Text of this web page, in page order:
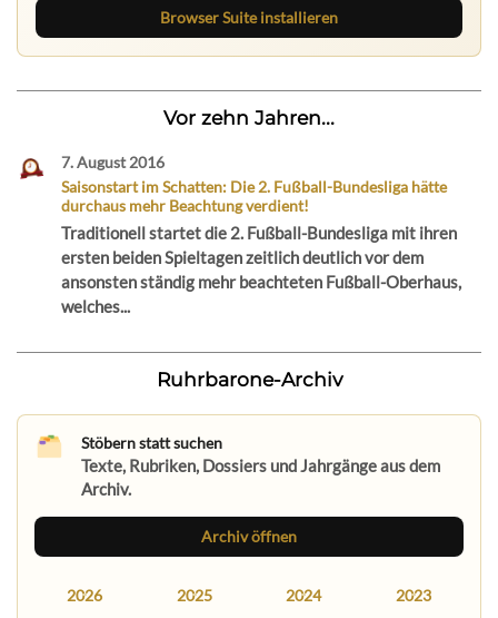
Browser Suite installieren
Vor zehn Jahren...
7. August 2016
Saisonstart im Schatten: Die 2. Fußball-Bundesliga hätte
durchaus mehr Beachtung verdient!
Traditionell startet die 2. Fußball-Bundesliga mit ihren
ersten beiden Spieltagen zeitlich deutlich vor dem
ansonsten ständig mehr beachteten Fußball-Oberhaus,
welches...
Ruhrbarone-Archiv
Stöbern statt suchen
Texte, Rubriken, Dossiers und Jahrgänge aus dem
Archiv.
Archiv öffnen
2026 2025 2024 2023